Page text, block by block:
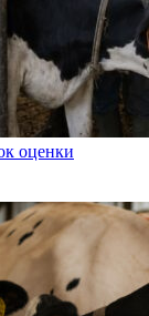
оценки